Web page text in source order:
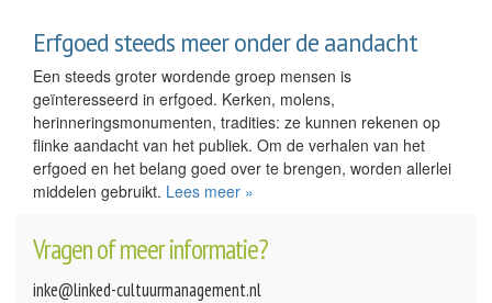
Erfgoed steeds meer onder de aandacht
Een steeds groter wordende groep mensen is
geïnteresseerd in erfgoed. Kerken, molens,
herinneringsmonumenten, tradities: ze kunnen rekenen op
flinke aandacht van het publiek. Om de verhalen van het
erfgoed en het belang goed over te brengen, worden allerlei
middelen gebruikt. Lees meer »
Vragen of meer informatie?
inke@linked-cultuurmanagement.nl